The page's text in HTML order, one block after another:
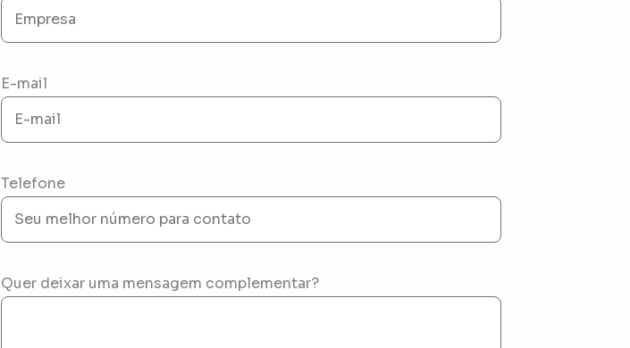
E-mail
Telefone
Quer deixar uma mensagem complementar?